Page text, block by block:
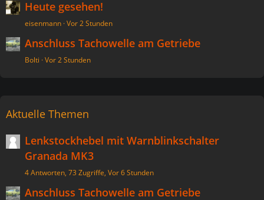
Heute gesehen!
eisenmann Vor 2 Stunden
Anschluss Tachowelle am Getriebe
Bolti Vor 2 Stunden
Aktuelle Themen
Lenkstockhebel mit Warnblinkschalter
Granada MK3
4 Antworten, 73 Zugriffe, Vor 6 Stunden
Anschluss Tachowelle am Getriebe